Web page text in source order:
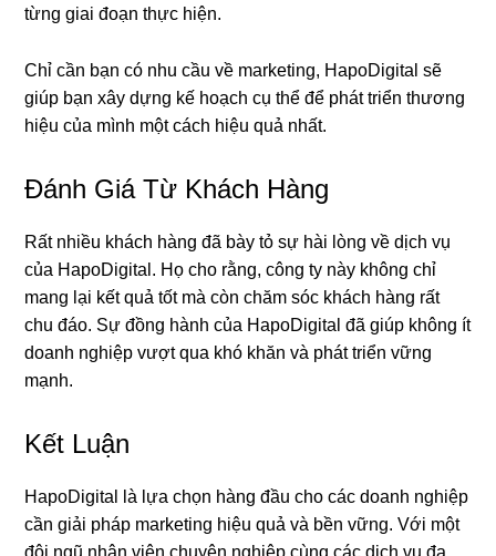
từng giai đoạn thực hiện.
Chỉ cần bạn có nhu cầu về marketing, HapoDigital sẽ
giúp bạn xây dựng kế hoạch cụ thể để phát triển thương
hiệu của mình một cách hiệu quả nhất.
Đánh Giá Từ Khách Hàng
Rất nhiều khách hàng đã bày tỏ sự hài lòng về dịch vụ
của HapoDigital. Họ cho rằng, công ty này không chỉ
mang lại kết quả tốt mà còn chăm sóc khách hàng rất
chu đáo. Sự đồng hành của HapoDigital đã giúp không ít
doanh nghiệp vượt qua khó khăn và phát triển vững
mạnh.
Kết Luận
HapoDigital là lựa chọn hàng đầu cho các doanh nghiệp
cần giải pháp marketing hiệu quả và bền vững. Với một
đội ngũ nhân viên chuyên nghiệp cùng các dịch vụ đa